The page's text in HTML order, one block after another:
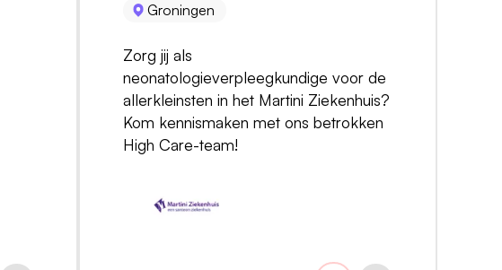
Groningen
Zorg jij als
neonatologieverpleegkundige voor de
allerkleinsten in het Martini Ziekenhuis?
Kom kennismaken met ons betrokken
High Care-team!